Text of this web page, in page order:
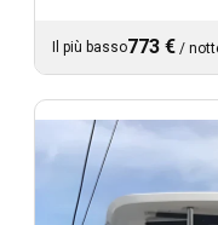
Il più basso773 € /